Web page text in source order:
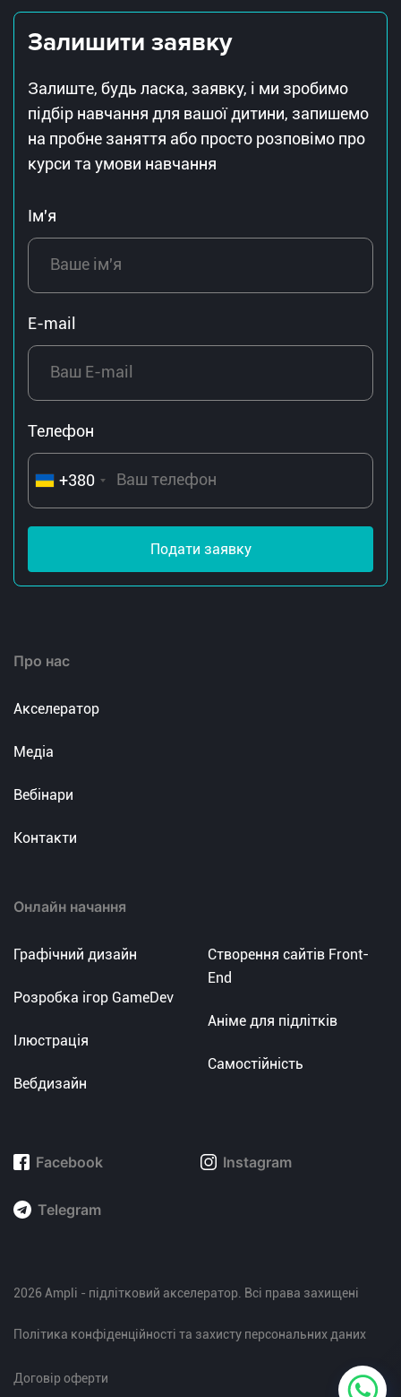
Залишити заявку
Залиште, будь ласка, заявку, і ми зробимо
підбір навчання для вашої дитини, запишемо
на пробне заняття або просто розповімо про
курси та умови навчання
Ім'я
E-mail
Телефон
+380
Подати заявку
Про нас
Акселератор
Медіа
Вебінари
Контакти
Онлайн начання
Графічний дизайн
Розробка ігор GameDev
Ілюстрація
Вебдизайн
Створення сайтів Front-
End
Аніме для підлітків
Самостійність
Facebook Instagram
Telegram
2026 Ampli - підлітковий акселератор. Всі права захищені
Політика конфіденційності та захисту персональних даних
Договір оферти